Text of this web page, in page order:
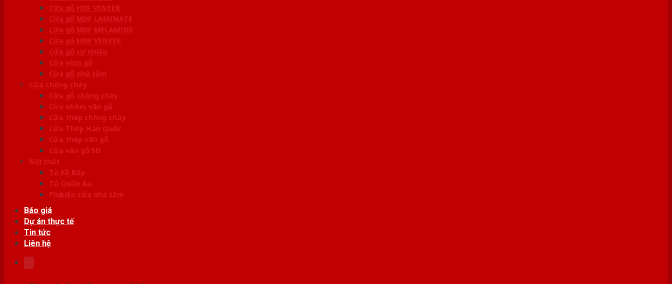
Cửa gỗ HDF VENEER
Cửa gỗ MDF LAMINATE
Cửa gỗ MDF MELAMINE
Cửa gỗ MDF VENEER
Cửa gỗ tự nhiên
Cửa vòm gỗ
Cửa gỗ nhà tắm
Cửa chống cháy
Cửa gỗ chống cháy
Cửa nhôm vân gỗ
Cửa thép chống cháy
Cửa Thép Hàn Quốc
Cửa thép vân gỗ
Cửa vân gỗ 5D
Nội thất
Tủ Kệ Bếp
Tủ Quần Áo
Phụ kiện cửa nhà tắm
Báo giá
Dự án thực tế
Tin tức
Liên hệ